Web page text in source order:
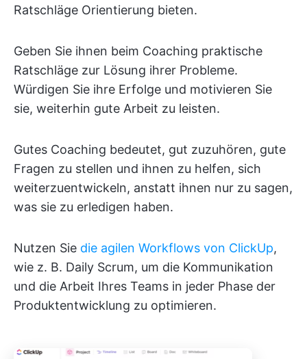
Ratschläge Orientierung bieten.
Geben Sie ihnen beim Coaching praktische
Ratschläge zur Lösung ihrer Probleme.
Würdigen Sie ihre Erfolge und motivieren Sie
sie, weiterhin gute Arbeit zu leisten.
Gutes Coaching bedeutet, gut zuzuhören, gute
Fragen zu stellen und ihnen zu helfen, sich
weiterzuentwickeln, anstatt ihnen nur zu sagen,
was sie zu erledigen haben.
Nutzen Sie die agilen Workflows von ClickUp,
wie z. B. Daily Scrum, um die Kommunikation
und die Arbeit Ihres Teams in jeder Phase der
Produktentwicklung zu optimieren.